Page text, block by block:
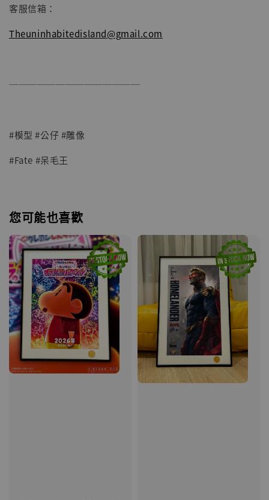
客服信箱：
Theuninhabitedisland@gmail.com
──────────────
#模型 #公仔 #雕像
#Fate #呆毛王
您可能也喜歡